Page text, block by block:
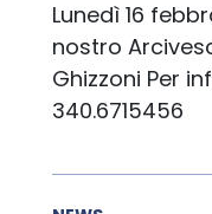
Lunedì 16
nostro
Ghizzoni Per
340.6715456